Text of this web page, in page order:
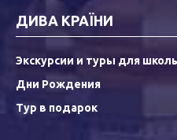
ДИВА КРАЇНИ
Экскурсии и туры для
Дни Рождения
Тур в подарок